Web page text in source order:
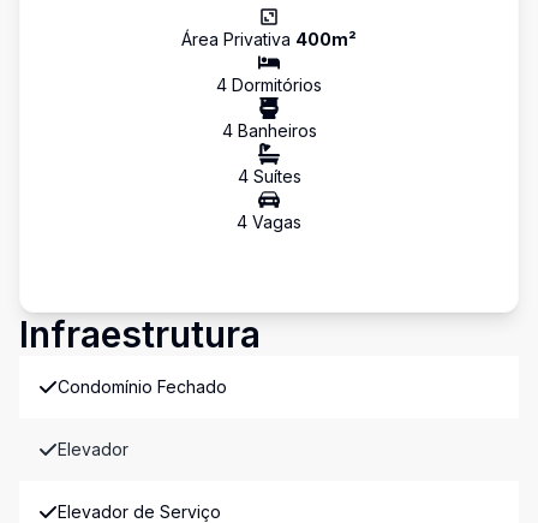
Área Privativa 400m²
4 Dormitórios
4Banheiros
4Suítes
4 Vagas
Infraestrutura
Condomínio Fechado
Elevador
Elevador de Serviço